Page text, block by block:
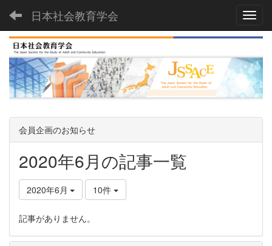
日本社会教育学会
会員企画のお知らせ
2020年6月の記事一覧
2020年6月 10件
記事がありません。